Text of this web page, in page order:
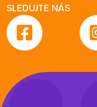
SLEDUJTE NÁS